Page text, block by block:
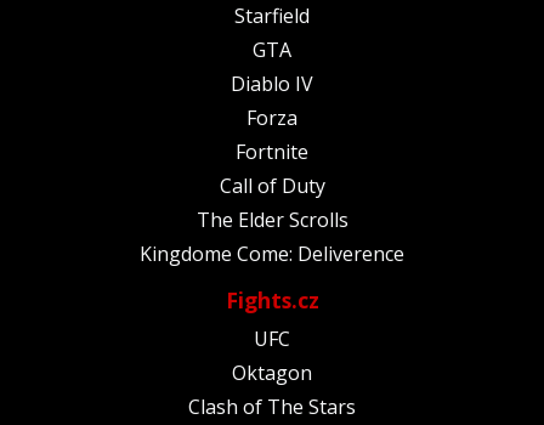
Starfield
GTA
Diablo IV
Forza
Fortnite
Call of Duty
The Elder Scrolls
Kingdome Come: Deliverence
Fights.cz
UFC
Oktagon
Clash of The Stars